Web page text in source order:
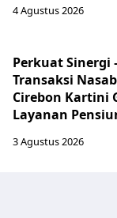
4 Agustus 2026
Perkuat Sinergi
Transaksi
Cirebon Kartini
Layanan
3 Agustus 2026